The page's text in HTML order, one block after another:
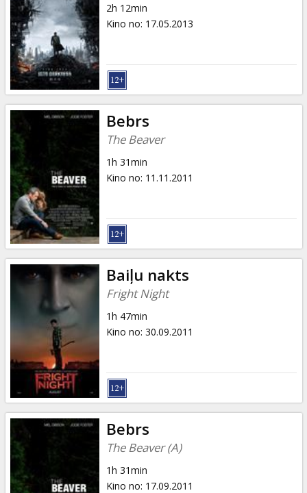
2h 12min
Kino no: 17.05.2013
Bebrs
The Beaver
1h 31min
Kino no: 11.11.2011
Baiļu nakts
Fright Night
1h 47min
Kino no: 30.09.2011
Bebrs
The Beaver (A)
1h 31min
Kino no: 17.09.2011